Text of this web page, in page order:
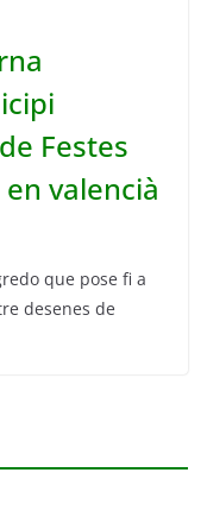
Festes
valencià
que pose fi a
desenes de